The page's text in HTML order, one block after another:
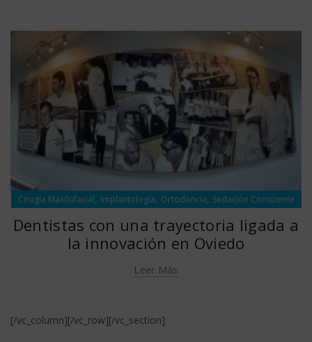
Cirugía Maxilofacial, Implantología, Ortodoncia, Sedación Consciente
Dentistas con una trayectoria ligada a
la innovación en Oviedo
Leer Más
[/vc_column][/vc_row][/vc_section]